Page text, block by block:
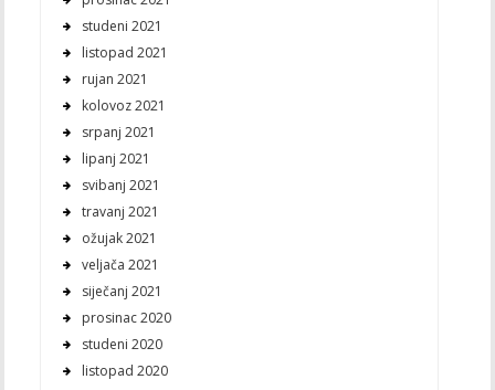
studeni 2021
listopad 2021
rujan 2021
kolovoz 2021
srpanj 2021
lipanj 2021
svibanj 2021
travanj 2021
ožujak 2021
veljača 2021
siječanj 2021
prosinac 2020
studeni 2020
listopad 2020